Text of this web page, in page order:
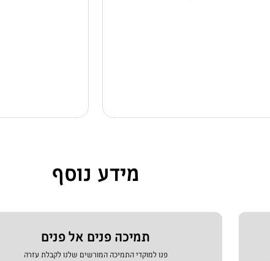
מידע נוסף
תמיכה פנים אל פנים
פנו למוקדי התמיכה המורשים שלנו לקבלת עזרה